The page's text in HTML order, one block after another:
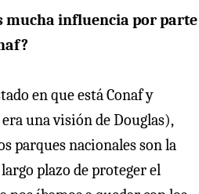
mucha influencia por parte
en que está Conaf y
una visión de Douglas),
parques nacionales son la
plazo de proteger el